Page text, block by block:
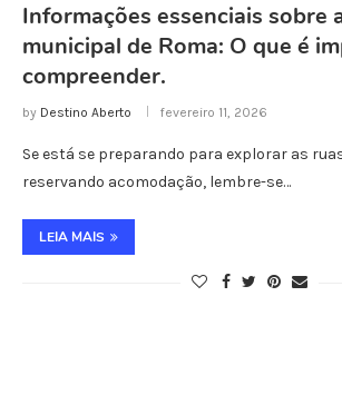
Informações essenciais sobre
municipal de Roma: O que é
compreender.
by Destino Aberto fevereiro 11, 2026
Se está se preparando para explorar as
reservando acomodação, lembre-se…
LEIA MAIS